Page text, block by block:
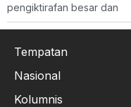
pengiktirafan besar dan
Tempatan
Nasional
Kolumnis